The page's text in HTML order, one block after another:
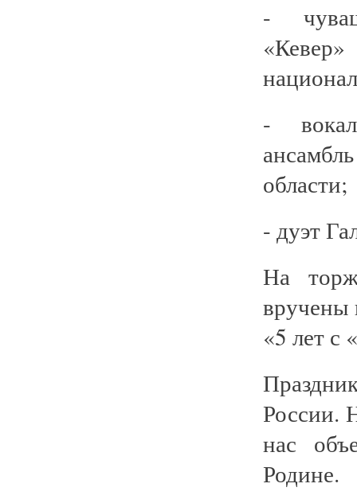
-
-
области;
- дуэт
На
вручены
«5 лет с
России.
нас
Родине.